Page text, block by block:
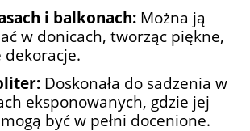
i balkonach: Można ją
w donicach, tworząc piękne,
dekoracje.
Doskonała do sadzenia w
eksponowanych, gdzie jej
być w pełni docenione.